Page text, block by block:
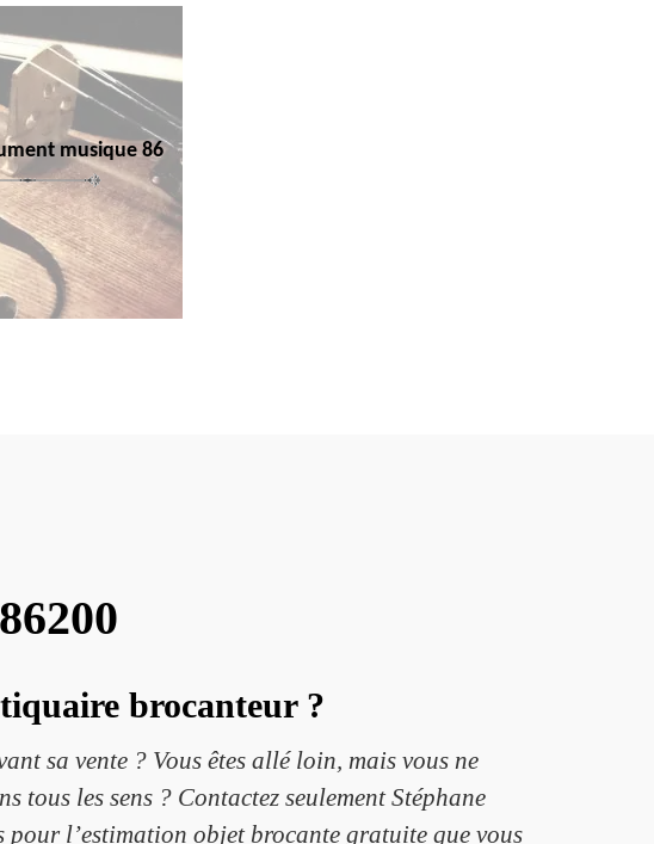
musique 86
brocanteur ?
sa vente ? Vous êtes allé loin, mais vous ne
tous les sens ? Contactez seulement Stéphane
l’estimation objet brocante gratuite que vous